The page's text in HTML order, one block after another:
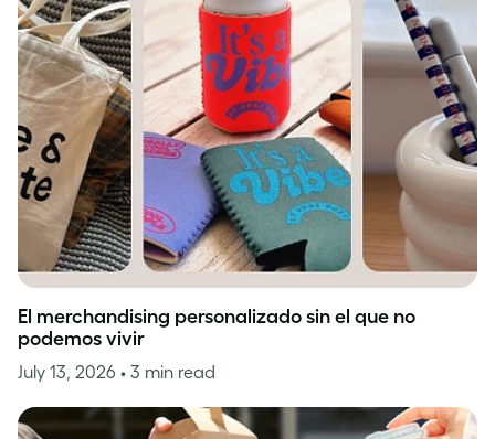
El merchandising personalizado sin el que no
podemos vivir
July 13, 2026 • 3 min read